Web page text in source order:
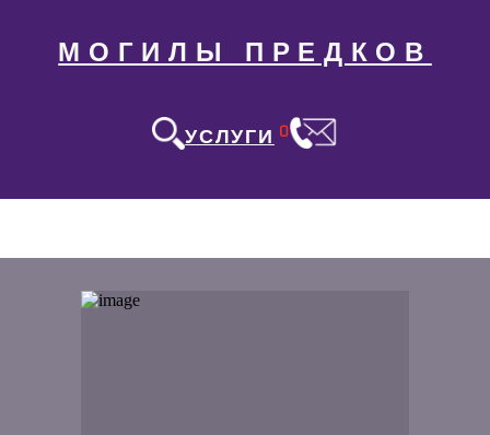
МОГИЛЫ ПРЕДКОВ
УСЛУГИ 0